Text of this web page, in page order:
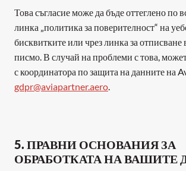
Това съгласие може да бъде оттеглено по
линка „политика за поверителност“ на
бисквитките или чрез линка за отписване
писмо. В случай на проблеми с това,
gdpr@aviapartner.aero.
5. ПРАВНИ ОСНОВАНИЯ ЗА
ОБРАБОТКАТА НА ВАШИТЕ